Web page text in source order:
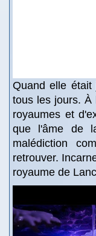
Quand elle
tous les jours. À
royaumes et
que l'âme de
malédiction
retrouver.
royaume de